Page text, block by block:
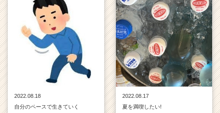
2022.08.18
自分のペースで生きていく
2022.08.17
夏を満喫したい!